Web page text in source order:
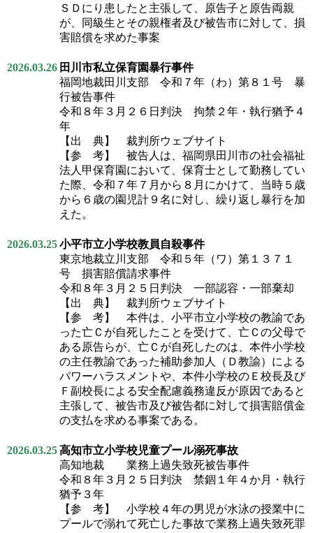
ＳＤにり患したと主張して、原告子と原告両親
が、同級生とその親権者及び被告市に対して、損
害賠償を求めた事案
2026.03.26 田川市私立保育園暴行事件
福岡地裁田川支部 令和７年（わ）第８１号 暴
行被告事件
令和８年３月２６日判決 拘禁２年・執行猶予４
年
【出 典】 裁判所ウェブサイト
【参 考】 被告人は、福岡県田川市の社会福祉
法人甲保育園において、保育士として勤務してい
た際、令和７年７月から８月にかけて、当時５歳
から６歳の園児計９名に対し、繰り返し暴行を加
えた。
2026.03.25小平市立小学校教員自殺事件
東京地裁立川支部 令和５年（ワ）第１３７１
号 損害賠償請求事件
令和８年３月２５日判決 一部認容・一部棄却
【出 典】 裁判所ウェブサイト
【参 考】 本件は、小平市立小学校の教諭であ
った亡Ｃが自死したことを受けて、亡Ｃの父母で
ある原告らが、亡Ｃが自死したのは、本件小学校
の主任教諭であった補助参加人（Ｄ教諭）による
パワーハラスメントや、本件小学校のＥ校長及び
Ｆ副校長による安全配慮義務違反が原因であると
主張して、被告市及び被告都に対して損害賠償金
の支払を求める事案である。
2026.03.25高知市立小学校児童プール溺死事故
高知地裁 業務上過失致死被告事件
令和８年３月２５日判決 禁錮１年４か月・執行
猶予３年
【参 考】 小学校４年の男児が水泳の授業中に
プールで溺れて死亡した事故で業務上過失致死罪